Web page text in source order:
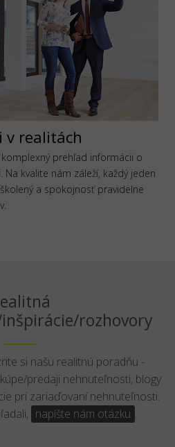
v realitách
komplexný prehľad informácii o
kvalite nám záleží, každý jeden
a spokojnosť pravidelne
rozhovory
si našu realitnú poradňu -
predaji nehnuteľnosti, blogy
pri zariaďovaní nehnuteľnosti.
napíšte nám otázku .